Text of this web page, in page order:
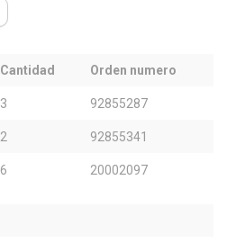
Cantidad Orden numero
3 92855287
2 92855341
6 20002097